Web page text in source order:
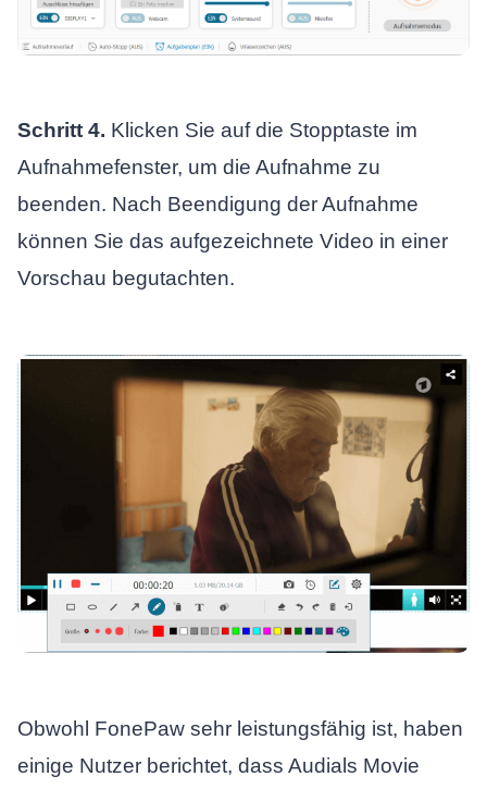
Schritt 4. Klicken Sie auf die Stopptaste im
Aufnahmefenster, um die Aufnahme zu
beenden. Nach Beendigung der Aufnahme
können Sie das aufgezeichnete Video in einer
Vorschau begutachten.
Obwohl FonePaw sehr leistungsfähig ist, haben
einige Nutzer berichtet, dass Audials Movie